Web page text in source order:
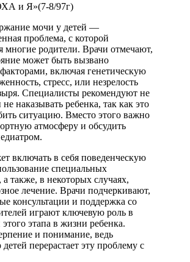
и Я»(7-8/97г)
мочи у детей —
проблема, с которой
многие родители. Врачи отмечают,
может быть вызвано
включая генетическую
стресс, или незрелость
Специалисты рекомендуют не
наказывать ребенка, так как это
ситуацию. Вместо этого важно
атмосферу и обсудить
включать в себя поведенческую
специальных
а также, в некоторых случаях,
лечение. Врачи подчеркивают,
консультации и поддержка со
играют ключевую роль в
этапа в жизни ребенка.
и понимание, ведь
перерастает эту проблему с